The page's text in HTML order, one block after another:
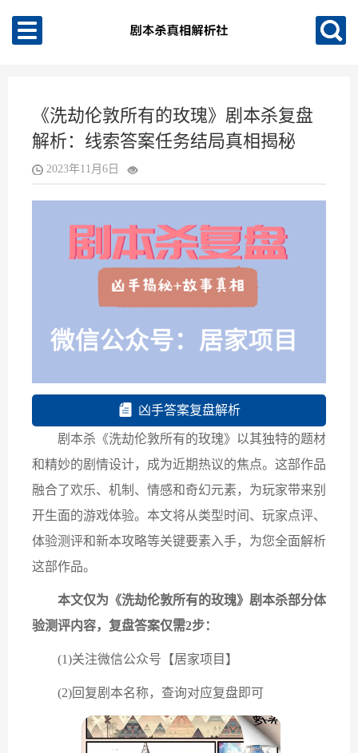
《洗劫伦敦所有的玫瑰》剧本杀复盘
解析：线索答案任务结局真相揭秘
2023年11月6日
凶手答案复盘解析
剧本杀《洗劫伦敦所有的玫瑰》以其独特的题材
和精妙的剧情设计，成为近期热议的焦点。这部作品
融合了​​欢乐、机制、情感和奇幻​​元素，为玩家带来别
开生面的游戏体验。本文将从类型时间、玩家点评、
体验测评和新本攻略等关键要素入手，为您全面解析
这部作品。
本文仅为《洗劫伦敦所有的玫瑰》剧本杀部分体
验测评内容，复盘答案仅需2步：
(1)关注微信公众号【居家项目】
(2)回复剧本名称，查询对应复盘即可